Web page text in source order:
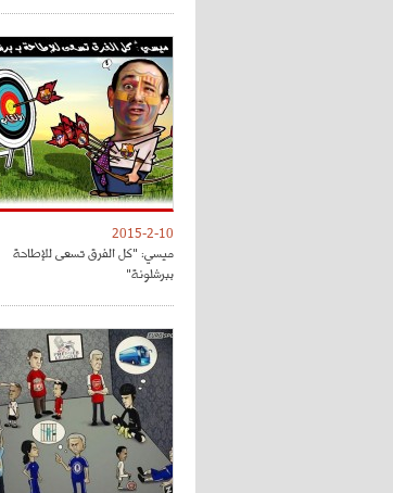
2015-2-10
ميسي: "كل الفرق تسعى للإطاحة
ببرشلونة"